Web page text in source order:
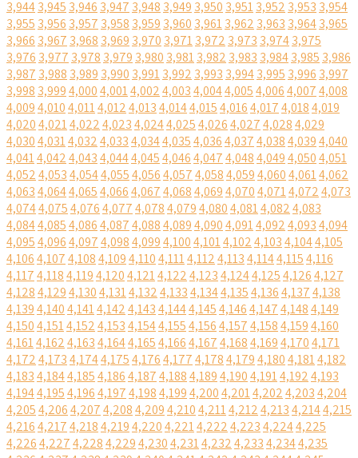
3,9443,945 3,946 3,947 3,948 3,949 3,950 3,9513,952 3,953 3,954
3,955 3,956 3,957 3,958 3,959 3,960 3,9613,962 3,963 3,9643,965
3,966 3,967 3,968 3,969 3,970 3,9713,972 3,973 3,9743,975
3,976 3,977 3,978 3,979 3,980 3,9813,982 3,983 3,9843,985 3,986
3,987 3,988 3,989 3,990 3,9913,992 3,993 3,9943,995 3,996 3,997
3,998 3,9994,0004,0014,0024,0034,0044,0054,0064,0074,008
4,0094,0104,0114,0124,0134,0144,0154,0164,0174,0184,019
4,0204,0214,0224,0234,0244,0254,0264,0274,0284,029
4,0304,0314,0324,0334,0344,0354,0364,0374,0384,0394,040
4,0414,0424,0434,0444,0454,0464,0474,0484,0494,0504,051
4,0524,0534,0544,0554,0564,0574,0584,0594,0604,0614,062
4,0634,0644,0654,0664,0674,0684,0694,0704,0714,0724,073
4,0744,0754,0764,0774,0784,0794,0804,0814,0824,083
4,0844,0854,0864,0874,0884,0894,0904,0914,0924,0934,094
4,0954,0964,0974,0984,0994,1004,1014,1024,1034,1044,105
4,1064,1074,1084,1094,1104,1114,1124,1134,1144,1154,116
4,1174,1184,1194,1204,1214,1224,1234,1244,1254,1264,127
4,1284,1294,1304,1314,1324,1334,1344,1354,1364,1374,138
4,1394,1404,1414,1424,1434,1444,1454,1464,1474,1484,149
4,1504,1514,1524,1534,1544,1554,1564,1574,1584,1594,160
4,1614,1624,1634,1644,1654,1664,1674,1684,1694,1704,171
4,1724,1734,1744,1754,1764,1774,1784,1794,1804,1814,182
4,1834,1844,1854,1864,1874,1884,1894,1904,1914,1924,193
4,1944,1954,1964,1974,1984,1994,2004,2014,2024,2034,204
4,2054,2064,2074,2084,2094,2104,2114,2124,2134,2144,215
4,2164,2174,2184,2194,2204,2214,2224,2234,2244,225
4,2264,2274,2284,2294,2304,2314,2324,2334,2344,235